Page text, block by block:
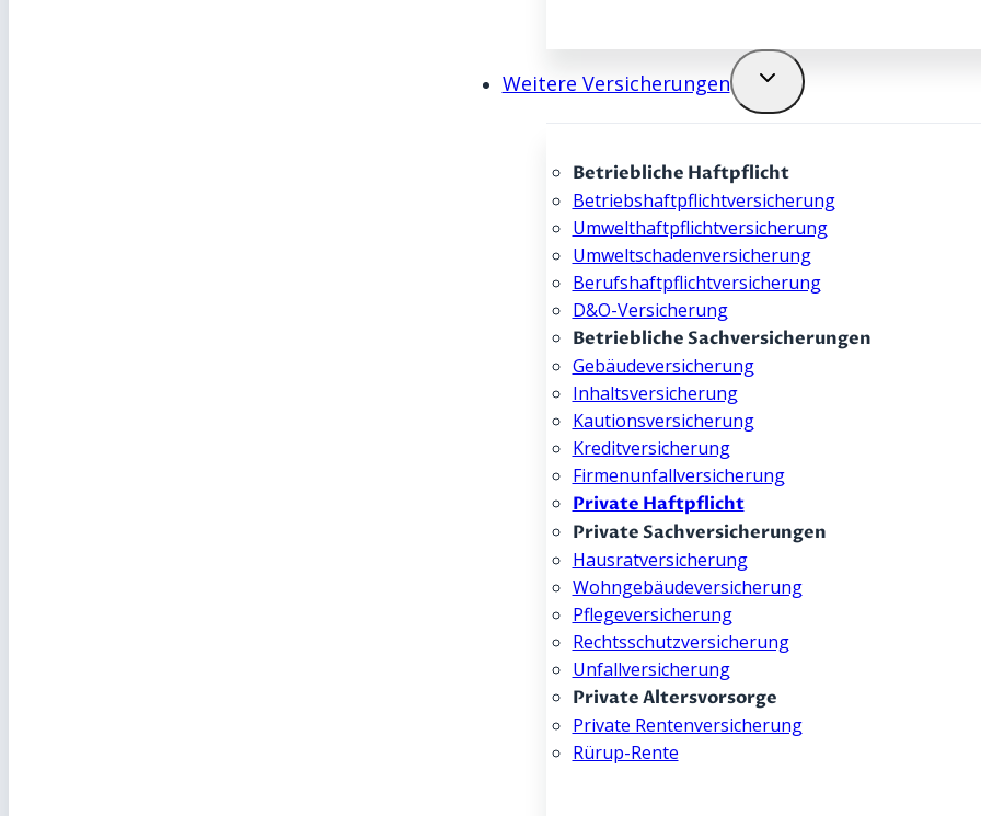
Weitere Versicherungen
Betriebliche Haftpflicht
Betriebshaftpflicht­­­­versicherung
Umwelthaftpflicht­­versicherung
Umweltschaden­­versicherung
Berufshaftpflicht­­versicherung
D&O-Versicherung
Betriebliche Sachversicherungen
Gebäude­­versicherung
Inhalts­­versicherung
Kautions­­versicherung
Kredit­­versicherung
Firmenunfall­­versicherung
Private Haftpflicht
Private Sachversicherungen
Hausrat­­versicherung
Wohngebäude­­versicherung
Pflege­­versicherung
Rechtsschutz­­versicherung
Unfallversicherung
Private Altersvorsorge
Private Rentenversicherung
Rürup-Rente